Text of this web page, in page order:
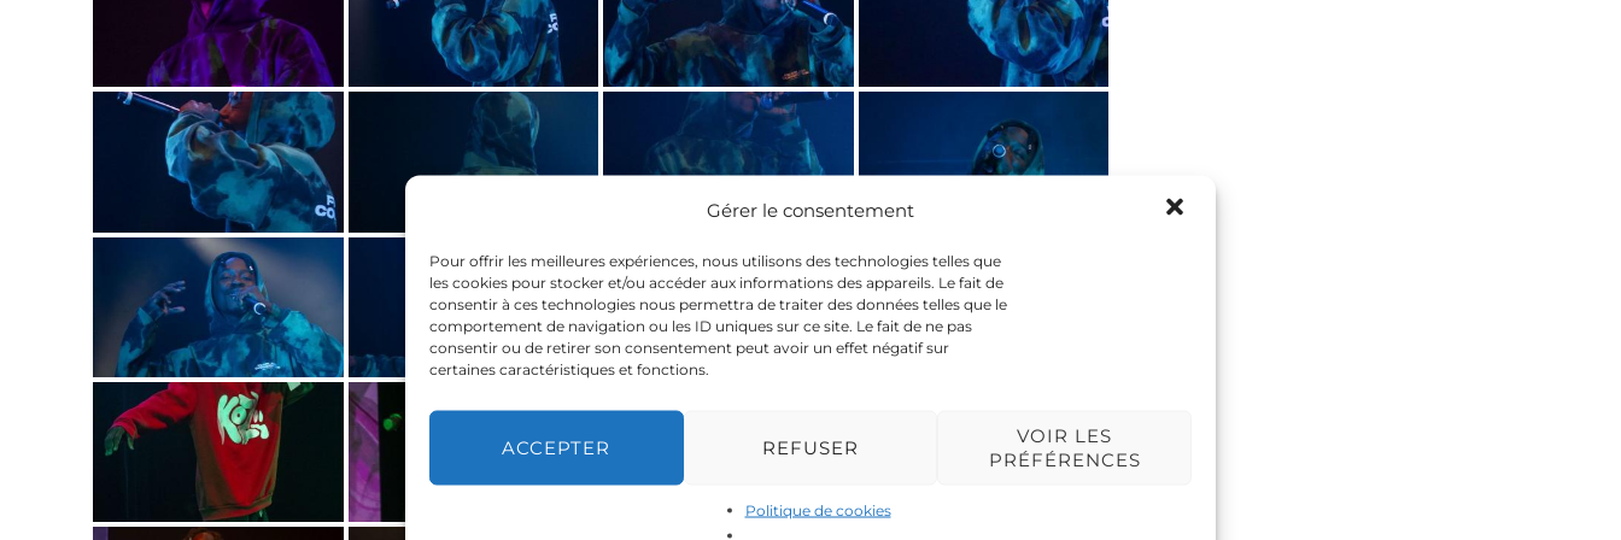
Gérer le consentement
Pour offrir les meilleures expériences, nous utilisons des technologies telles que
les cookies pour stocker et/ou accéder aux informations des appareils. Le fait de
consentir à ces technologies nous permettra de traiter des données telles que le
comportement de navigation ou les ID uniques sur ce site. Le fait de ne pas
consentir ou de retirer son consentement peut avoir un effet négatif sur
certaines caractéristiques et fonctions.
ACCEPTER REFUSER
VOIR LES
PRÉFÉRENCES
Politique de cookies